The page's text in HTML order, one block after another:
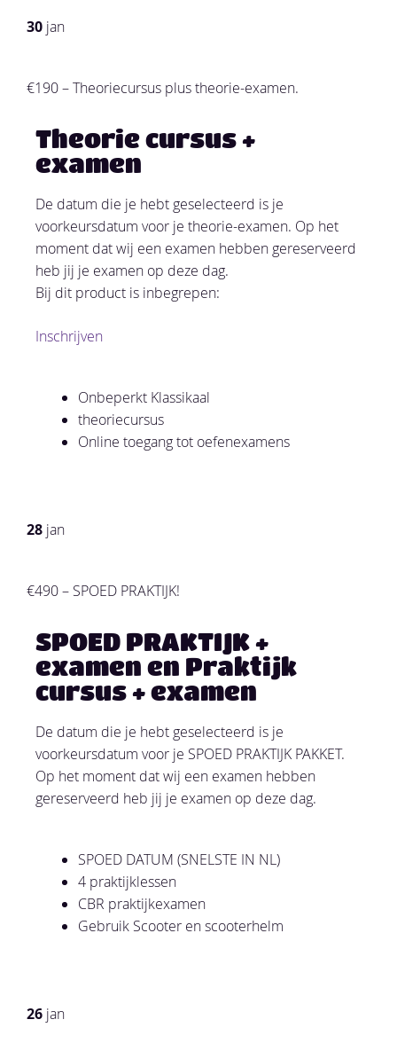
30 jan
€190 – Theoriecursus plus theorie-examen.
Theorie cursus +
examen
De datum die je hebt geselecteerd is je
voorkeursdatum voor je theorie-examen. Op het
moment dat wij een examen hebben gereserveerd
heb jij je examen op deze dag.
Bij dit product is inbegrepen:
Inschrijven
Onbeperkt Klassikaal
theoriecursus
Online toegang tot oefenexamens
28 jan
€490 – SPOED PRAKTIJK!
SPOED PRAKTIJK +
examen en Praktijk
cursus + examen
De datum die je hebt geselecteerd is je
voorkeursdatum voor je SPOED PRAKTIJK PAKKET.
Op het moment dat wij een examen hebben
gereserveerd heb jij je examen op deze dag.
SPOED DATUM (SNELSTE IN NL)
4 praktijklessen
CBR praktijkexamen
Gebruik Scooter en scooterhelm
26 jan